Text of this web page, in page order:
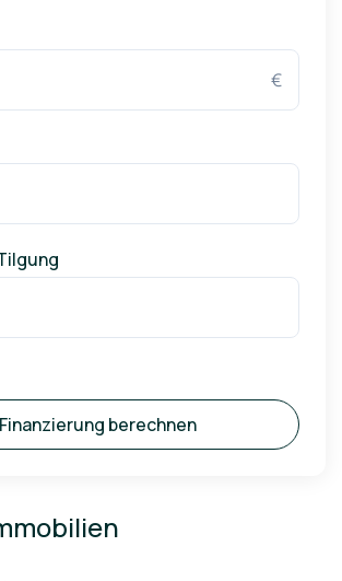
€
Finanzierung berechnen